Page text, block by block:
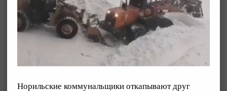
Норильские коммунальщики откапывают друг